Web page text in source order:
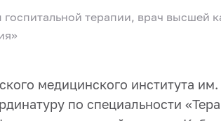
терапии, врач высшей
медицинского института
по специальности